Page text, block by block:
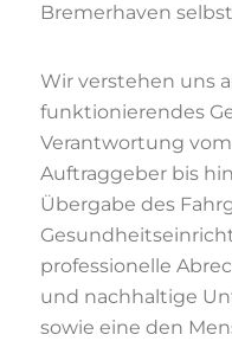
Bremerhaven
Wir verstehen uns
funktionierendes
Verantwortung
Auftraggeber bis
Übergabe des
professionelle
und nachhaltige
sowie eine den